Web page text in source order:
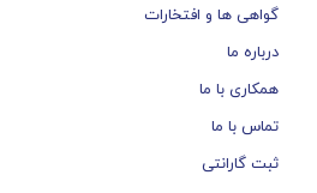
گواهی ها و افتخارات
درباره ما
همکاری با ما
تماس با ما
ثبت گارانتی